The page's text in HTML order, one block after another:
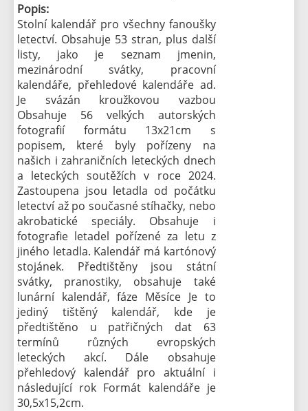
Popis:
Stolní kalendář pro všechny fanoušky
letectví. Obsahuje 53 stran, plus další
listy, jako je seznam jmenin,
mezinárodní svátky, pracovní
kalendáře, přehledové kalendáře ad.
Je svázán kroužkovou vazbou
Obsahuje 56 velkých autorských
fotografií formátu 13x21cm s
popisem, které byly pořízeny na
našich i zahraničních leteckých dnech
a leteckých soutěžích v roce 2024.
Zastoupena jsou letadla od počátku
letectví až po současné stíhačky, nebo
akrobatické speciály. Obsahuje i
fotografie letadel pořízené za letu z
jiného letadla. Kalendář má kartónový
stojánek. Předtištěny jsou státní
svátky, pranostiky, obsahuje také
lunární kalendář, fáze Měsíce Je to
jediný tištěný kalendář, kde je
předtištěno u patřičných dat 63
termínů různých evropských
leteckých akcí. Dále obsahuje
přehledový kalendář pro aktuální i
následující rok Formát kalendáře je
30,5x15,2cm.